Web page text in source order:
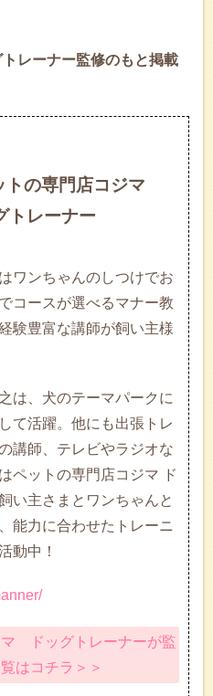
レーナー監修のもと掲載
トの専門店コジマ
トレーナー
ワンちゃんのしつけでお
コースが選べるマナー教
験豊富な講師が飼い主様
は、犬のテーマパークに
て活躍。他にも出張トレ
講師、テレビやラジオな
ペットの専門店コジマ ド
い主さまとワンちゃんと
能力に合わせたトレーニ
動中！
マ ドッグトレーナーが監
はコチラ＞＞